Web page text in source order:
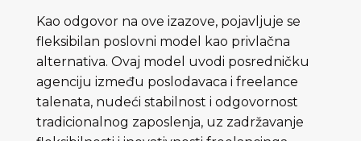
Kao odgovor na ove izazove, pojavljuje se
fleksibilan poslovni model kao privlačna
alternativa. Ovaj model uvodi posredničku
agenciju između poslodavaca i freelance
talenata, nudeći stabilnost i odgovornost
tradicionalnog zaposlenja, uz zadržavanje